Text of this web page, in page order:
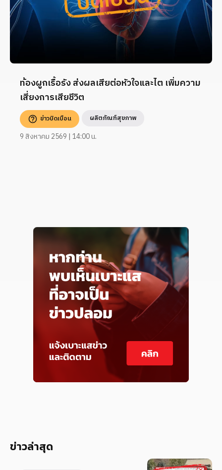
ท้องผูกเรื้อรัง ส่งผลเสียต่อหัวใจและไต เพิ่มความ
เสี่ยงการเสียชีวิต
ข่าวบิดเบือน ผลิตภัณฑ์สุขภาพ
9 สิงหาคม 2569 | 14:00 น.
ข่าวล่าสุด